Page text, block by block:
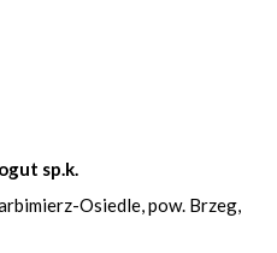
sp.k.
Osiedle, pow. Brzeg,